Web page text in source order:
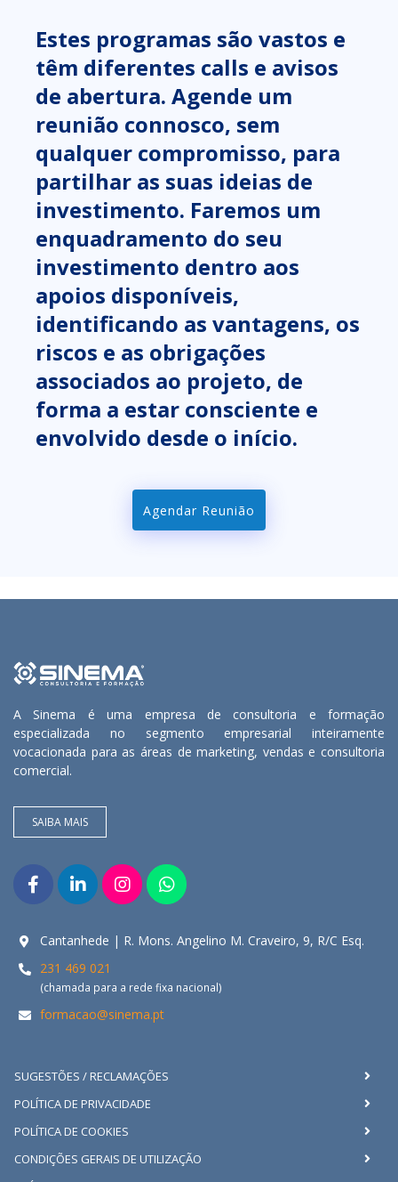
Estes programas são vastos e
têm diferentes calls e avisos
de abertura. Agende um
reunião connosco, sem
qualquer compromisso, para
partilhar as suas ideias de
investimento. Faremos um
enquadramento do seu
investimento dentro aos
apoios disponíveis,
identificando as vantagens, os
riscos e as obrigações
associados ao projeto, de
forma a estar consciente e
envolvido desde o início.
Agendar Reunião
A Sinema é uma empresa de consultoria e formação
especializada no segmento empresarial inteiramente
vocacionada para as áreas de marketing, vendas e consultoria
comercial.
SAIBA MAIS
Cantanhede | R. Mons. Angelino M. Craveiro, 9, R/C Esq.
231 469 021
(chamada para a rede fixa nacional)
formacao@sinema.pt
SUGESTÕES / RECLAMAÇÕES
POLÍTICA DE PRIVACIDADE
POLÍTICA DE COOKIES
CONDIÇÕES GERAIS DE UTILIZAÇÃO